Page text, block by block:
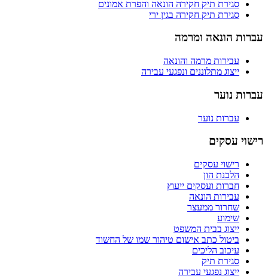
סגירת תיק חקירה הונאה והפרת אמונים
סגירת תיק חקירה בגין ירי
עברות הונאה ומרמה
עבירות מרמה והונאה
ייצוג מתלוננים ונפגעי עבירה
עברות נוער
עברות נוער
רישוי עסקים
רישוי עסקים
הלבנת הון
חברות ועסקים ייעוץ
עבירות הונאה
שחרור ממעצר
שימוע
ייצוג בבית המשפט
ביטול כתב אישום טיהור שמו של החשוד
עיכוב הליכים
סגירת תיק
ייצוג נפגעי עבירה